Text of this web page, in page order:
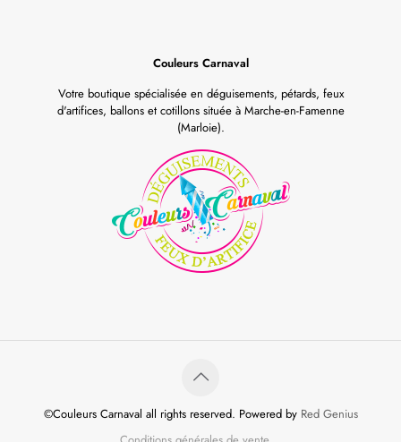
Couleurs Carnaval
Votre boutique spécialisée en déguisements, pétards, feux
d'artifices, ballons et cotillons située à Marche-en-Famenne
(Marloie).
©Couleurs Carnaval all rights reserved. Powered by Red Genius